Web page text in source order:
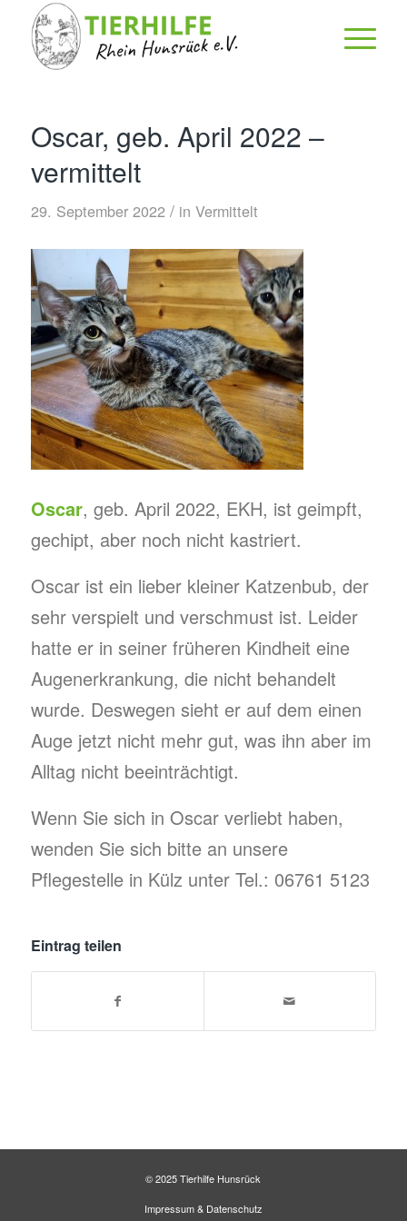
Oscar, geb. April 2022 –
vermittelt
29. September 2022 / in Vermittelt
Oscar, geb. April 2022, EKH, ist geimpft,
gechipt, aber noch nicht kastriert.
Oscar ist ein lieber kleiner Katzenbub, der
sehr verspielt und verschmust ist. Leider
hatte er in seiner früheren Kindheit eine
Augenerkrankung, die nicht behandelt
wurde. Deswegen sieht er auf dem einen
Auge jetzt nicht mehr gut, was ihn aber im
Alltag nicht beeinträchtigt.
Wenn Sie sich in Oscar verliebt haben,
wenden Sie sich bitte an unsere
Pflegestelle in Külz unter Tel.: 06761 5123
Eintrag teilen
© 2025 Tierhilfe Hunsrück
Impressum& Datenschutz